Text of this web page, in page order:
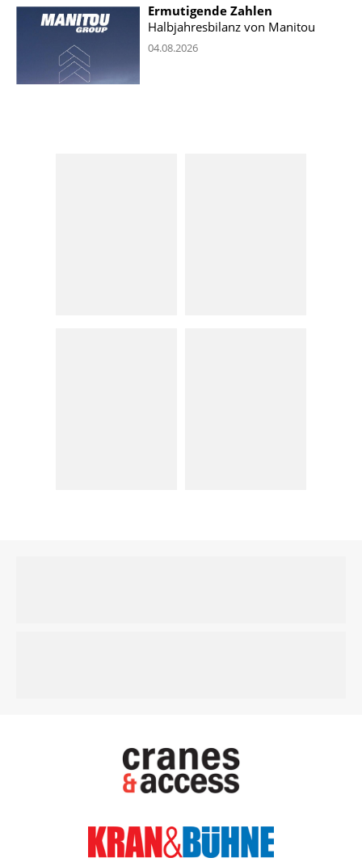
Ermutigende Zahlen
Halbjahresbilanz von Manitou
04.08.2026